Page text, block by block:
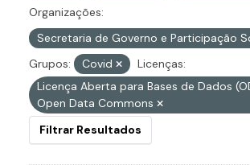
Organizações:
Secretaria de Governo e Participação
Grupos:
Covid
Licenças:
Licença Aberta para Bases de Dados
Open Data Commons
Filtrar Resultados